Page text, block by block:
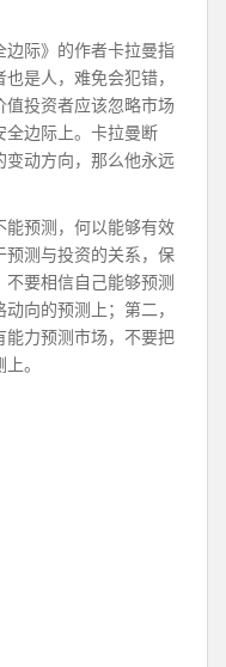
边际》的作者卡拉曼指
是人，难免会犯错，
值投资者应该忽略市场
全边际上。卡拉曼断
变动方向，那么他永远
能预测，何以能够有效
预测与投资的关系，保
要相信自己能够预测
向的预测上；第二，
能力预测市场，不要把
。